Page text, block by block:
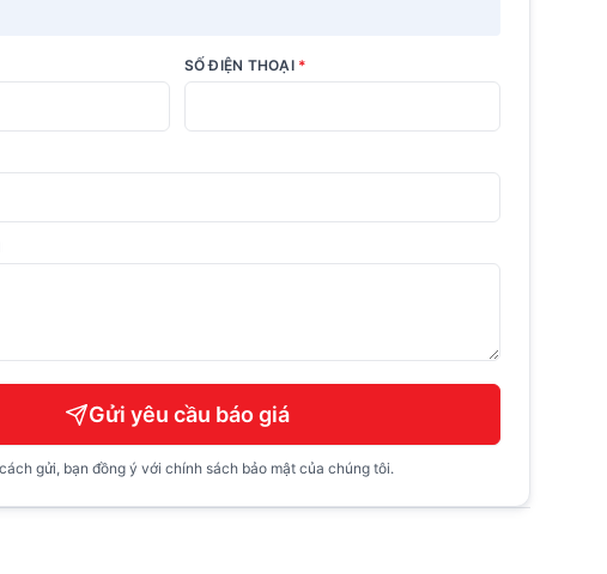
SỐ ĐIỆN THOẠI *
Gửi yêu cầu báo giá
gửi, bạn đồng ý với chính sách bảo mật của chúng tôi.